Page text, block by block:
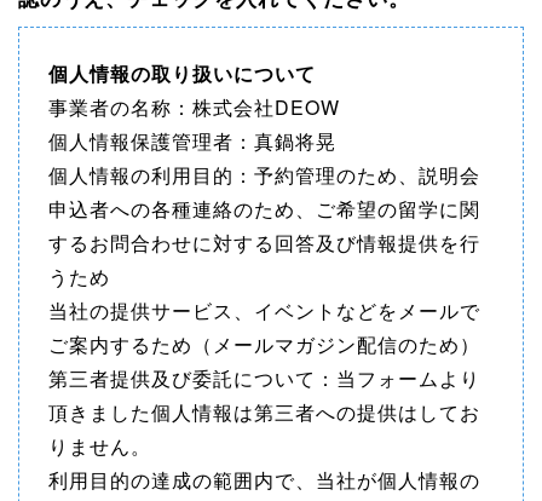
個人情報の取り扱いについて
事業者の名称：株式会社DEOW
個人情報保護管理者：真鍋将晃
個人情報の利用目的：予約管理のため、説明会
申込者への各種連絡のため、ご希望の留学に関
するお問合わせに対する回答及び情報提供を行
うため
当社の提供サービス、イベントなどをメールで
ご案内するため（メールマガジン配信のため）
第三者提供及び委託について：当フォームより
頂きました個人情報は第三者への提供はしてお
りません。
利用目的の達成の範囲内で、当社が個人情報の